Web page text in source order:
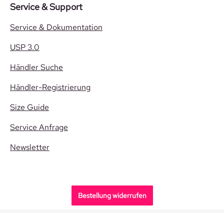
Service & Support
Service & Dokumentation
USP 3.0
Händler Suche
Händler-Registrierung
Size Guide
Service Anfrage
Newsletter
Bestellung widerrufen